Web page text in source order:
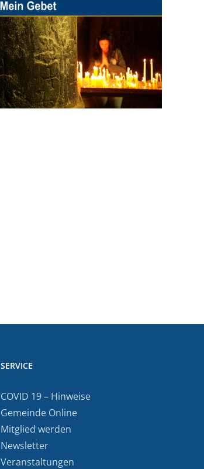
SERVICE
COVID 19 – Hinweise
Gemeinde Online
Mitglied werden
Newsletter
Veranstaltungen